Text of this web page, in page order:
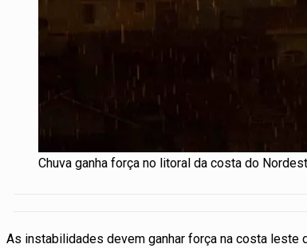
Chuva ganha força no litoral da costa do
As instabilidades devem ganhar força na costa leste